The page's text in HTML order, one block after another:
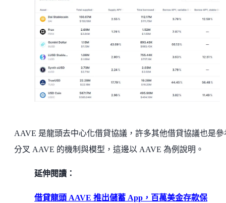
AAVE 是龍頭去中心化借貸協議，許多其他借貸協議也是參
分叉 AAVE 的機制與模型，這邊以 AAVE 為例說明。
延伸閱讀：
借貸龍頭 AAVE 推出儲蓄 App，百萬美金存款保